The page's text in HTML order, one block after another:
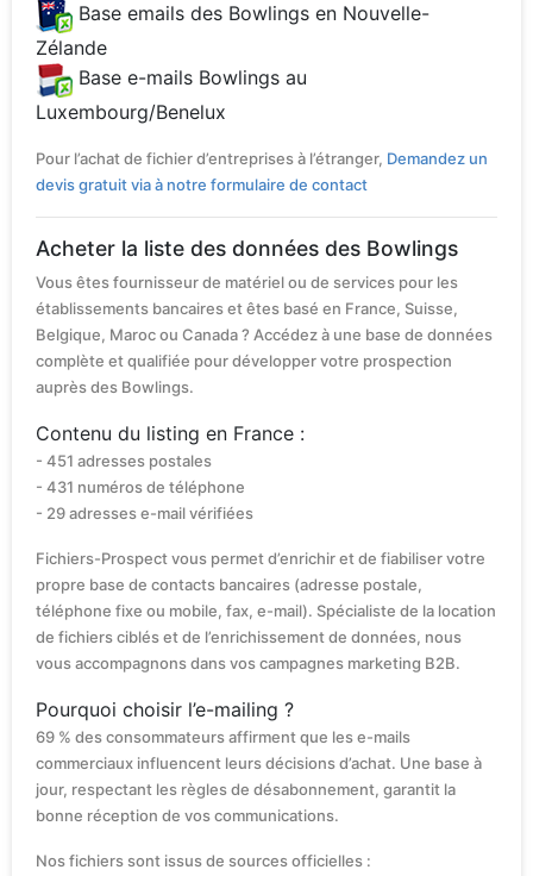
Base emails des Bowlings en Nouvelle-
Zélande
Base e-mails Bowlings au
Luxembourg/Benelux
Pour l’achat de fichier d’entreprises à l’étranger, Demandez un
devis gratuit via à notre formulaire de contact
Acheter la liste des données des Bowlings
Vous êtes fournisseur de matériel ou de services pour les
établissements bancaires et êtes basé en France, Suisse,
Belgique, Maroc ou Canada ? Accédez à une base de données
complète et qualifiée pour développer votre prospection
auprès des Bowlings.
Contenu du listing en France :
- 451 adresses postales
- 431 numéros de téléphone
- 29 adresses e-mail vérifiées
Fichiers-Prospect vous permet d’enrichir et de fiabiliser votre
propre base de contacts bancaires (adresse postale,
téléphone fixe ou mobile, fax, e-mail). Spécialiste de la location
de fichiers ciblés et de l’enrichissement de données, nous
vous accompagnons dans vos campagnes marketing B2B.
Pourquoi choisir l’e-mailing ?
69 % des consommateurs affirment que les e-mails
commerciaux influencent leurs décisions d’achat. Une base à
jour, respectant les règles de désabonnement, garantit la
bonne réception de vos communications.
Nos fichiers sont issus de sources officielles :